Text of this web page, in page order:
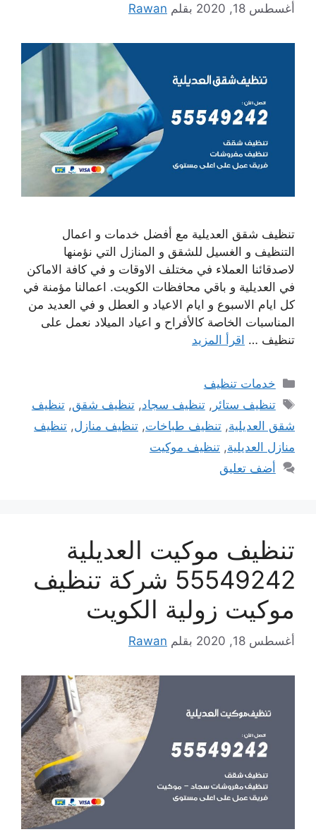
أغسطس 18, 2020 بقلم Rawan
تنظيف شقق العديلية مع أفضل خدمات و اعمال
التنظيف و الغسيل للشقق و المنازل التي نؤمنها
لاصدقائنا العملاء في مختلف الاوقات و في كافة الاماكن
في العديلية و باقي محافظات الكويت. اعمالنا مؤمنة في
كل ايام الاسبوع و ايام الاعياد و العطل و في العديد من
المناسبات الخاصة كالأفراح و اعياد الميلاد نعمل على
تنظيف … اقرأ المزيد
التصنيفات
خدمات تنظيف
الوسوم
تنظيف ستائر ,تنظيف سجاد,تنظيف شقق,تنظيف
شقق العديلية, تنظيف طباخات, تنظيف منازل, تنظيف
منازل العديلية, تنظيف موكيت
أضف تعليق
تنظيف موكيت العديلية
55549242 شركة تنظيف
موكيت زولية الكويت
أغسطس 18, 2020 بقلم Rawan